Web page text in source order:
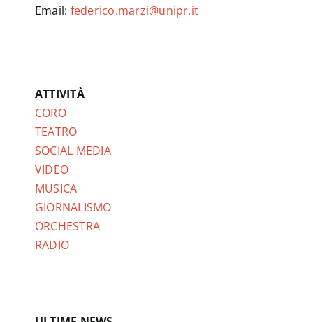
Email: federico.marzi@unipr.it
ATTIVITÀ
CORO
TEATRO
SOCIAL MEDIA
VIDEO
MUSICA
GIORNALISMO
ORCHESTRA
RADIO